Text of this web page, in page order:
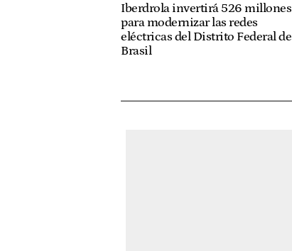
Iberdrola invertirá 526 millones
para modernizar las redes
eléctricas del Distrito Federal de
Brasil